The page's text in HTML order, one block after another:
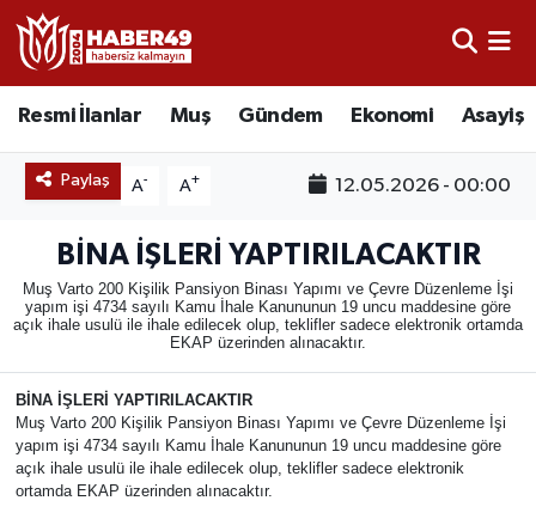
Resmi İlanlar Muş Gündem Ekonomi Asayiş
Paylaş A- A+ 12.05.2026 - 00:00
BİNA İŞLERİ YAPTIRILACAKTIR
Muş Varto 200 Kişilik Pansiyon Binası Yapımı ve Çevre Düzenleme İşi
yapım işi 4734 sayılı Kamu İhale Kanununun 19 uncu maddesine göre
açık ihale usulü ile ihale edilecek olup, teklifler sadece elektronik ortamda
EKAP üzerinden alınacaktır.
BİNA İŞLERİ YAPTIRILACAKTIR
Muş Varto 200 Kişilik Pansiyon Binası Yapımı ve Çevre Düzenleme İşi
yapım işi 4734 sayılı Kamu İhale Kanununun 19 uncu maddesine göre
açık ihale usulü ile ihale edilecek olup, teklifler sadece elektronik
ortamda EKAP üzerinden alınacaktır.
Resmi İlanlar
Asayiş
Ekonomi
Sağlık
Gündem
Uşak Nöbetçi Eczaneler
Uşak Hava Durumu
Uşak Trafik Yoğunluk Haritası
TFF 2.Lig Kırmızı Grup Puan Durumu ve Fikstür
Tüm Manşetler
Son Dakika Haberleri